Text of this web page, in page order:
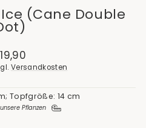
(Cane Double
Versandkosten
Topfgröße: 14 cm
Pflanzen